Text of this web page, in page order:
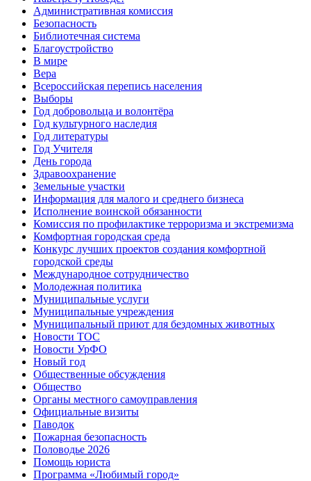
Административная комиссия
Безопасность
Библиотечная система
Благоустройство
В мире
Вера
Всероссийская перепись населения
Выборы
Год добровольца и волонтёра
Год культурного наследия
Год литературы
Год Учителя
День города
Здравоохранение
Земельные участки
Информация для малого и среднего бизнеса
Исполнение воинской обязанности
Комиссия по профилактике терроризма и экстремизма
Комфортная городская среда
Конкурс лучших проектов создания комфортной
городской среды
Международное сотрудничество
Молодежная политика
Муниципальные услуги
Муниципальные учреждения
Муниципальный приют для бездомных животных
Новости ТОС
Новости УрФО
Новый год
Общественные обсуждения
Общество
Органы местного самоуправления
Официальные визиты
Паводок
Пожарная безопасность
Половодье 2026
Помощь юриста
Программа «Любимый город»